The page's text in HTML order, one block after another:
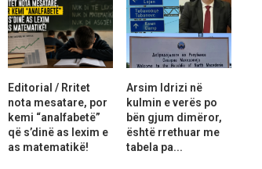
Editorial / Rritet
nota mesatare, por
kemi “analfabetë”
që s’dinë as lexim e
as matematikë!
Arsim Idrizi në
kulmin e verës po
bën gjum dimëror,
është rrethuar me
tabela pa...